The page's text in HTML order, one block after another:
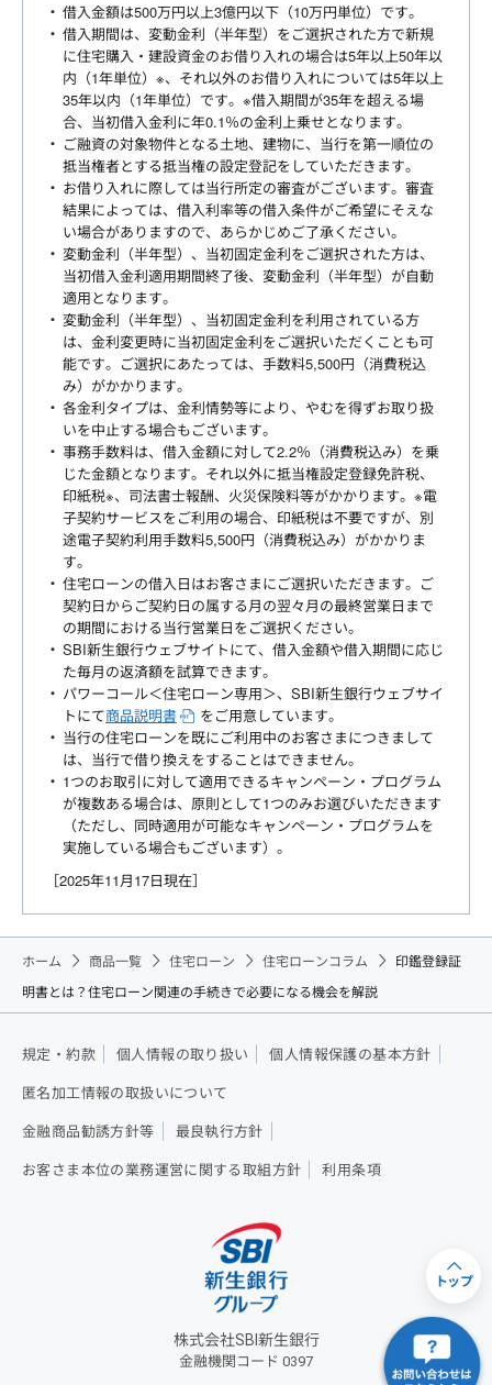
借入金額は500万円以上3億円以下（10万円単位）です。
借入期間は、変動金利（半年型）をご選択された方で新規
に住宅購入・建設資金のお借り入れの場合は5年以上50年以
内（1年単位）※、それ以外のお借り入れについては5年以上
35年以内（1年単位）です。※借入期間が35年を超える場
合、当初借入金利に年0.1％の金利上乗せとなります。
ご融資の対象物件となる土地、建物に、当行を第一順位の
抵当権者とする抵当権の設定登記をしていただきます。
お借り入れに際しては当行所定の審査がございます。審査
結果によっては、借入利率等の借入条件がご希望にそえな
い場合がありますので、あらかじめご了承ください。
変動金利（半年型）、当初固定金利をご選択された方は、
当初借入金利適用期間終了後、変動金利（半年型）が自動
適用となります。
変動金利（半年型）、当初固定金利を利用されている方
は、金利変更時に当初固定金利をご選択いただくことも可
能です。ご選択にあたっては、手数料5,500円（消費税込
み）がかかります。
各金利タイプは、金利情勢等により、やむを得ずお取り扱
いを中止する場合もございます。
事務手数料は、借入金額に対して2.2％（消費税込み）を乗
じた金額となります。それ以外に抵当権設定登録免許税、
印紙税※、司法書士報酬、火災保険料等がかかります。※電
子契約サービスをご利用の場合、印紙税は不要ですが、別
途電子契約利用手数料5,500円（消費税込み）がかかりま
す。
住宅ローンの借入日はお客さまにご選択いただきます。ご
契約日からご契約日の属する月の翌々月の最終営業日まで
の期間における当行営業日をご選択ください。
SBI新生銀行ウェブサイトにて、借入金額や借入期間に応じ
た毎月の返済額を試算できます。
パワーコール＜住宅ローン専用＞、SBI新生銀行ウェブサイ
トにて商品説明書
をご用意しています。
当行の住宅ローンを既にご利用中のお客さまにつきまして
は、当行で借り換えをすることはできません。
1つのお取引に対して適用できるキャンペーン・プログラム
が複数ある場合は、原則として1つのみお選びいただきます
（ただし、同時適用が可能なキャンペーン・プログラムを
実施している場合もございます）。
［2025年11月17日現在］
ホーム 商品一覧 住宅ローン 住宅ローンコラム
印鑑登録証
明書とは？住宅ローン関連の手続きで必要になる機会を解説
規定・約款 個人情報の取り扱い 個人情報保護の基本方針
匿名加工情報の取扱いについて
金融商品勧誘方針等 最良執行方針
お客さま本位の業務運営に関する取組方針 利用条項
株式会社SBI新生銀行
金融機関コード 0397
トップ